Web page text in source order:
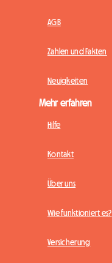
AGB
Zahlen und Fakten
Neuigkeiten
Mehr erfahren
Hilfe
Kontakt
Über uns
Wie funktioniert es?
Versicherung